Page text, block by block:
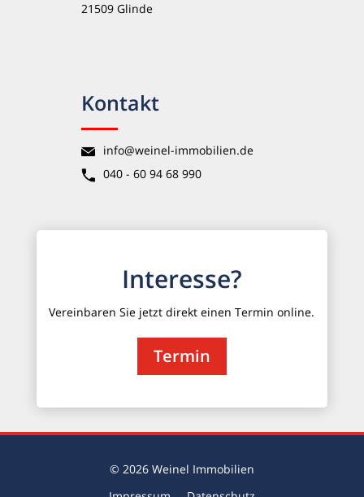
21509 Glinde
Kontakt
info@weinel-immobilien.de
040 - 60 94 68 990
Interesse?
Vereinbaren Sie jetzt direkt einen Termin online.
Termin
© 2026 Weinel Immobilien